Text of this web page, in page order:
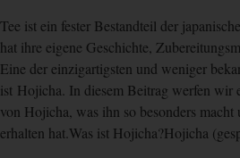
Tee ist ein fester Bestandteil der
hat ihre eigene Geschichte,
Eine der einzigartigsten und weniger
ist Hojicha. In diesem Beitrag werfen
von Hojicha, was ihn so besonders
erhalten hat.Was ist Hojicha?Hojicha